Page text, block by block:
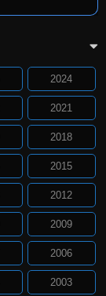
2024
2021
2018
2015
2012
2009
2006
2003